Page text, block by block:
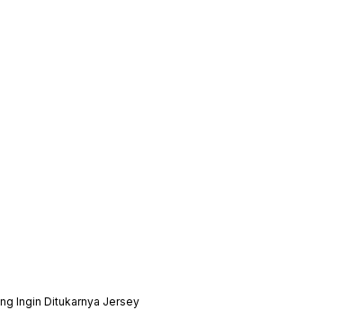
Ingin Ditukarnya Jersey